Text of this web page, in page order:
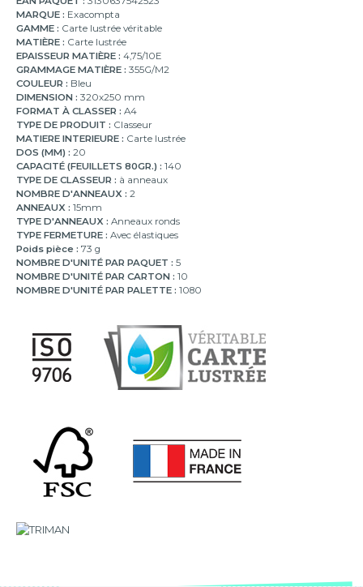
MARQUE : Exacompta
GAMME : Carte lustrée véritable
MATIÈRE : Carte lustrée
EPAISSEUR MATIÈRE : 4,75/10E
GRAMMAGE MATIÈRE : 355G/M2
COULEUR : Bleu
DIMENSION : 320x250 mm
FORMAT À CLASSER : A4
TYPE DE PRODUIT : Classeur
MATIERE INTERIEURE : Carte lustrée
DOS (MM) : 20
CAPACITÉ (FEUILLETS 80GR.) : 140
TYPE DE CLASSEUR : à anneaux
NOMBRE D'ANNEAUX : 2
ANNEAUX : 15mm
TYPE D'ANNEAUX : Anneaux ronds
TYPE FERMETURE : Avec élastiques
Poids pièce : 73 g
NOMBRE D'UNITÉ PAR PAQUET : 5
NOMBRE D'UNITÉ PAR CARTON : 10
NOMBRE D'UNITÉ PAR PALETTE : 1080